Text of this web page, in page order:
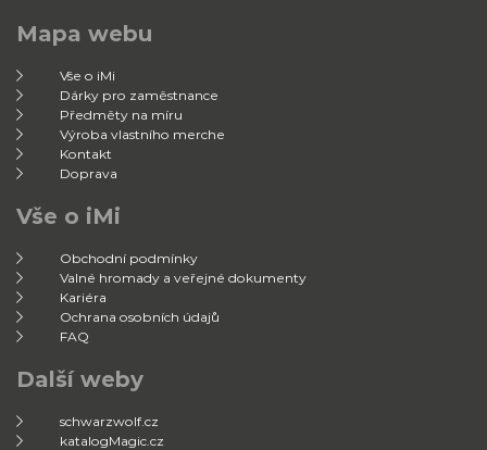
Mapa webu
Vše o iMi
Dárky pro zaměstnance
Předměty na míru
Výroba vlastního merche
Kontakt
Doprava
Vše o iMi
Obchodní podmínky
Valné hromady a veřejné dokumenty
Kariéra
Ochrana osobních údajů
FAQ
Další weby
schwarzwolf.cz
katalogMagic.cz